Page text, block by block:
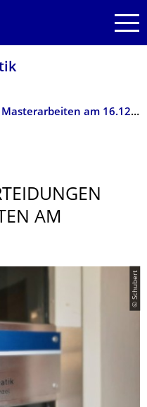
Einladung zu Verteidungen von Masterarbeiten am 16.12.2020
AM
© Schubert